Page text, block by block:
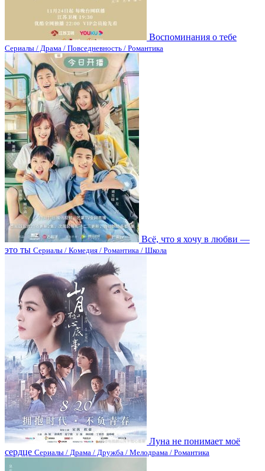
Воспоминания о тебе
Сериалы / Драма / Повседневность / Романтика
Всё, что я хочу в любви —
это ты Сериалы / Комедия / Романтика / Школа
Луна не понимает моё
сердце Сериалы / Драма / Дружба / Мелодрама / Романтика